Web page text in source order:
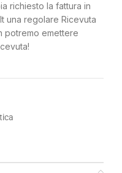
richiesto la fattura in
una regolare Ricevuta
potremo emettere